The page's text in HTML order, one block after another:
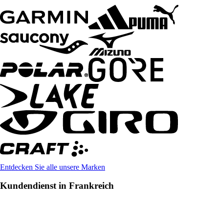
Entdecken Sie alle unsere Marken
Kundendienst in Frankreich